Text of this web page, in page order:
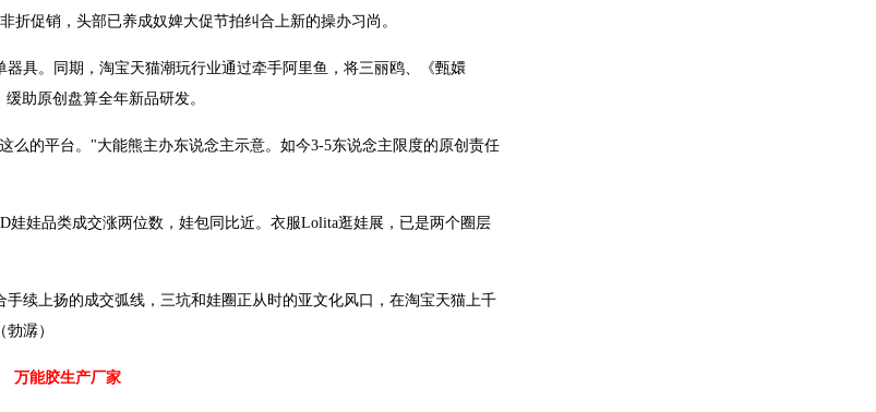
促销，头部已养成奴婢大促节拍纠合上新的操办习尚。
具。同期，淘宝天猫潮玩行业通过牵手阿里鱼，将三丽鸥、《甄嬛
助原创盘算全年新品研发。
的平台。"大能熊主办东说念主示意。如今3-5东说念主限度的原创责任
娃品类成交涨两位数，娃包同比近。衣服Lolita逛娃展，已是两个圈层
续上扬的成交弧线，三坑和娃圈正从时的亚文化风口，在淘宝天猫上千
潺）
万能胶生产厂家